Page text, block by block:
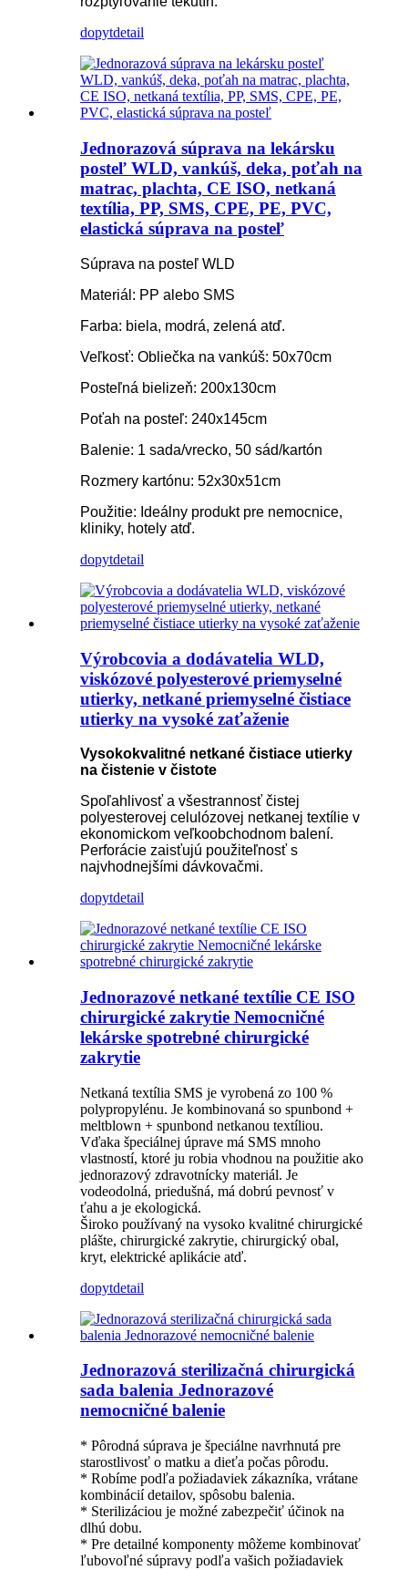
dopytdetail
Jednorazová súprava na lekársku
posteľ WLD, vankúš, deka, poťah na
matrac, plachta, CE ISO, netkaná
textília, PP, SMS, CPE, PE, PVC,
elastická súprava na posteľ
Súprava na posteľ WLD
Materiál: PP alebo SMS
Farba: biela, modrá, zelená atď.
Veľkosť: Obliečka na vankúš: 50x70cm
Posteľná bielizeň: 200x130cm
Poťah na posteľ: 240x145cm
Balenie: 1 sada/vrecko, 50 sád/kartón
Rozmery kartónu: 52x30x51cm
Použitie: Ideálny produkt pre nemocnice,
kliniky, hotely atď.
dopytdetail
Výrobcovia a dodávatelia WLD,
viskózové polyesterové priemyselné
utierky, netkané priemyselné čistiace
utierky na vysoké zaťaženie
Vysokokvalitné netkané čistiace utierky
na čistenie v čistote
Spoľahlivosť a všestrannosť čistej
polyesterovej celulózovej netkanej textílie v
ekonomickom veľkoobchodnom balení.
Perforácie zaisťujú použiteľnosť s
najvhodnejšími dávkovačmi.
dopytdetail
Jednorazové netkané textílie CE ISO
chirurgické zakrytie Nemocničné
lekárske spotrebné chirurgické
zakrytie
Netkaná textília SMS je vyrobená zo 100 %
polypropylénu. Je kombinovaná so spunbond +
meltblown + spunbond netkanou textíliou.
Vďaka špeciálnej úprave má SMS mnoho
vlastností, ktoré ju robia vhodnou na použitie ako
jednorazový zdravotnícky materiál. Je
vodeodolná, priedušná, má dobrú pevnosť v
ťahu a je ekologická.
Široko používaný na vysoko kvalitné chirurgické
plášte, chirurgické zakrytie, chirurgický obal,
kryt, elektrické aplikácie atď.
dopytdetail
Jednorazová sterilizačná chirurgická
sada balenia Jednorazové
nemocničné balenie
* Pôrodná súprava je špeciálne navrhnutá pre
starostlivosť o matku a dieťa počas pôrodu.
* Robíme podľa požiadaviek zákazníka, vrátane
kombinácií detailov, spôsobu balenia.
* Sterilizáciou je možné zabezpečiť účinok na
dlhú dobu.
* Pre detailné komponenty môžeme kombinovať
ľubovoľné súpravy podľa vašich požiadaviek